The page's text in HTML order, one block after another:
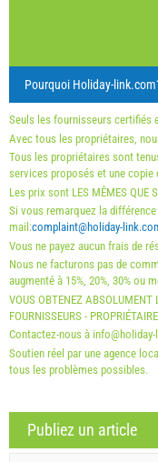
Prix affiché est pour
Offres:
Holiday-Link paie : 2
Obligatoire:
(once - par_person),
/ 01.09. - 31.12.): 5
Pourquoi Holiday-
Seuls les fournisseurs certifiés
Avec tous les propriétaires,
Tous les propriétaires sont
services proposés et une copie
Les prix sont LES MÊMES QUE
Si vous remarquez la
mail:complaint@holiday-
Vous ne payez aucun frais de
Nous ne facturons pas de
augmenté à 15%, 20%, 30% ou
VOUS OBTENEZ ABSOLUMENT
FOURNISSEURS -
Contactez-nous à
Soutien réel par une agence
tous les problèmes possibles.
Publiez un article